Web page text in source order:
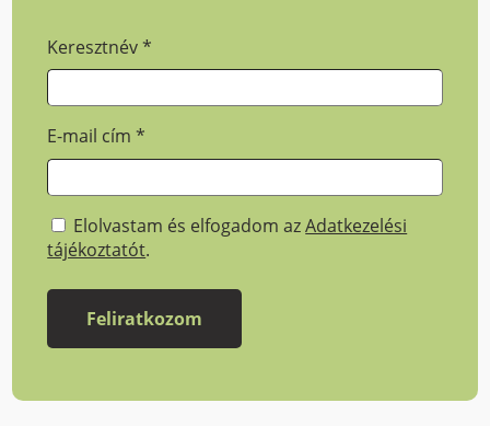
Keresztnév*
E-mail cím*
Elolvastam és elfogadom azAdatkezelési
tájékoztatót.